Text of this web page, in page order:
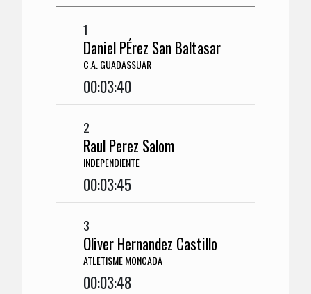
1
Daniel PÉrez San Baltasar
C.A. GUADASSUAR
00:03:40
2
Raul Perez Salom
INDEPENDIENTE
00:03:45
3
Oliver Hernandez Castillo
ATLETISME MONCADA
00:03:48